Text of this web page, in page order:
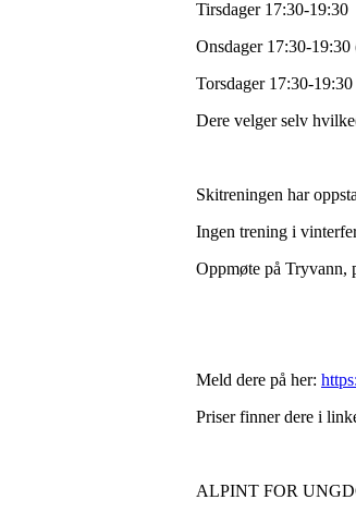
Tirsdager 17:30-19:30
Onsdager 17:30-
Torsdager 17:30-19:30
Dere velger selv
Skitreningen har
Ingen trening i
Oppmøte på Tryvann,
Meld dere på her:
Priser finner dere i
ALPINT FOR